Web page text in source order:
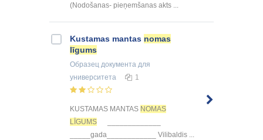
(Nodošanas- pieņemšanas akts ...
Kustamas mantas nomas
līgums
Образец документа для
университета
1
KUSTAMAS MANTAS NOMAS
LĪGUMS
_____gada____________ Vilibaldis ...